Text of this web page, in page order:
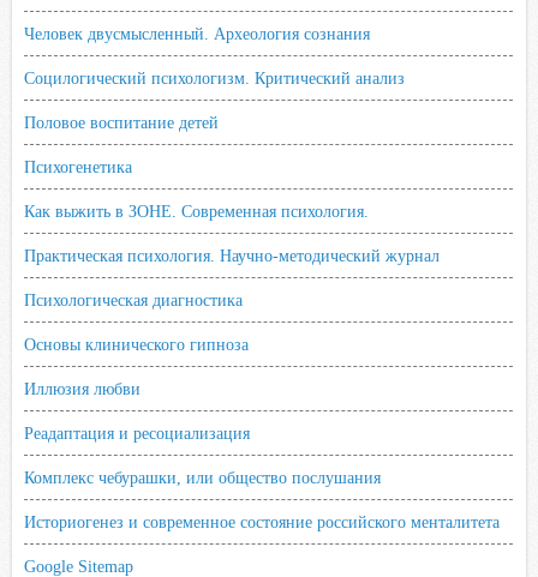
Человек двусмысленный. Археология сознания
Социлогический психологизм. Критический анализ
Половое воспитание детей
Психогенетика
Как выжить в ЗОНЕ. Современная психология.
Практическая психология. Научно-методический журнал
Психологическая диагностика
Основы клинического гипноза
Иллюзия любви
Реадаптация и ресоциализация
Комплекс чебурашки, или общество послушания
Историогенез и современное состояние российского менталитета
Google Sitemap